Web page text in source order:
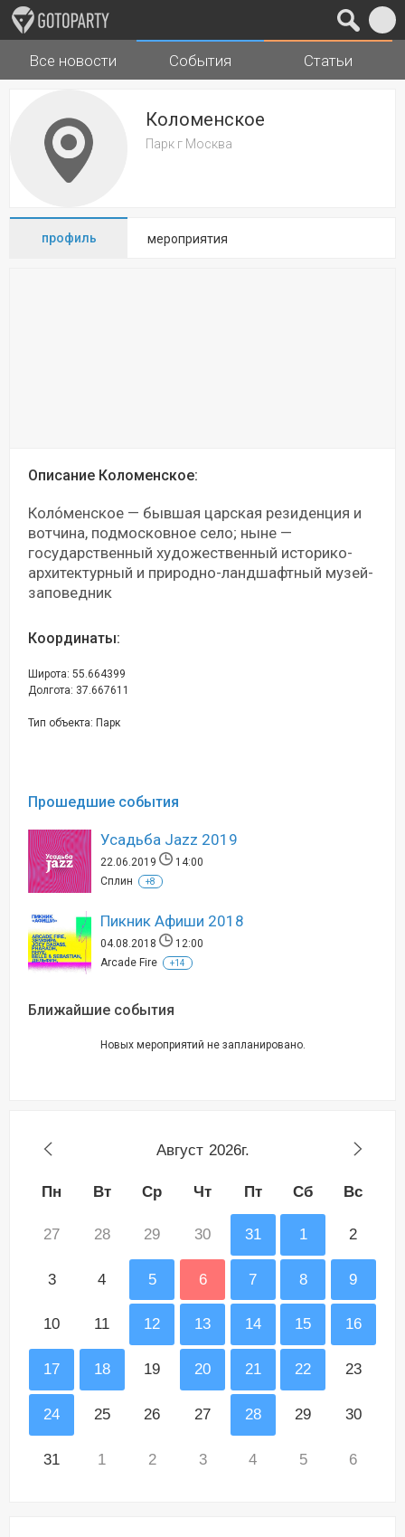
Города Музыка
Все новости События Статьи
Коломенское
Парк г Москва
профиль мероприятия
Описание Коломенское:
Коло́менское — бывшая царская резиденция и
вотчина, подмосковное село; ныне —
государственный художественный историко-
архитектурный и природно-ландшафтный музей-
заповедник
Координаты:
Широта: 55.664399
Долгота: 37.667611
Тип объекта: Парк
Прошедшие события
Усадьба Jazz 2019
22.06.2019
14:00
Сплин
+8
Пикник Афиши 2018
04.08.2018
12:00
Arcade Fire
+14
Ближайшие события
Новых мероприятий не запланировано.
Август 2026г.
Пн Вт Ср Чт Пт Сб Вс
27 28 29 30 31 1 2
3 4 5 6 7 8 9
10 11 12 13 14 15 16
17 18 19 20 21 22 23
24 25 26 27 28 29 30
31 1 2 3 4 5 6